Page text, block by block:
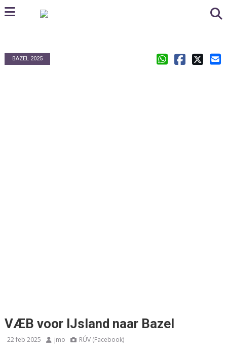
BAZEL 2025
VÆB voor IJsland naar Bazel
22 feb 2025 jmo RÚV (Facebook)